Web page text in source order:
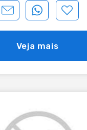
Veja mais